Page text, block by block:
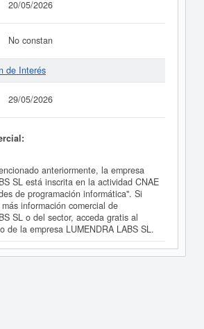
20/05/2026
No constan
de Interés
29/05/2026
anteriormente, la empresa
SL está inscrita en la actividad CNAE
de programación informática". Si
información comercial de
SL o del sector, acceda gratis al
de la empresa LUMENDRA LABS SL.